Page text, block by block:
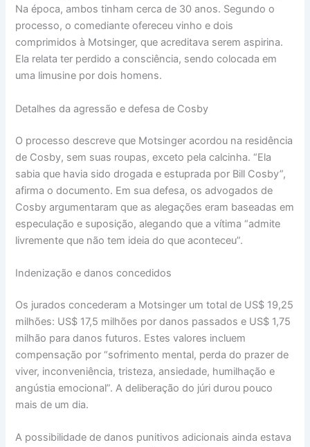
Na época, ambos tinham cerca de 30 anos. Segundo o
processo, o comediante ofereceu vinho e dois
comprimidos à Motsinger, que acreditava serem aspirina.
Ela relata ter perdido a consciência, sendo colocada em
uma limusine por dois homens.
Detalhes da agressão e defesa de Cosby
O processo descreve que Motsinger acordou na residência
de Cosby, sem suas roupas, exceto pela calcinha. “Ela
sabia que havia sido drogada e estuprada por Bill Cosby”,
afirma o documento. Em sua defesa, os advogados de
Cosby argumentaram que as alegações eram baseadas em
especulação e suposição, alegando que a vítima “admite
livremente que não tem ideia do que aconteceu”.
Indenização e danos concedidos
Os jurados concederam a Motsinger um total de US$ 19,25
milhões: US$ 17,5 milhões por danos passados e US$ 1,75
milhão para danos futuros. Estes valores incluem
compensação por “sofrimento mental, perda do prazer de
viver, inconveniência, tristeza, ansiedade, humilhação e
angústia emocional”. A deliberação do júri durou pouco
mais de um dia.
A possibilidade de danos punitivos adicionais ainda estava